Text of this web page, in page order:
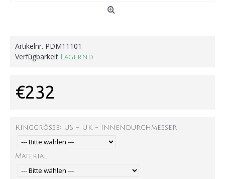
Artikelnr. PDM11101
Verfügbarkeit Lagernd
€232
Ringgröße: US - UK - Innendurchmesser
Material